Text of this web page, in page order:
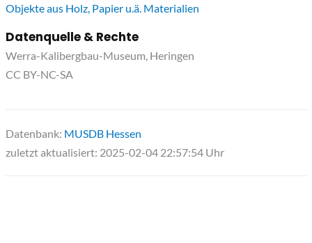
Objekte aus Holz, Papier u.ä. Materialien
Datenquelle & Rechte
Werra-Kalibergbau-Museum, Heringen
CC BY-NC-SA
Datenbank: MUSDB Hessen
zuletzt aktualisiert: 2025-02-04 22:57:54 Uhr